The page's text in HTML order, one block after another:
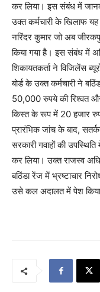
कर लिया। इस संबंध में
उक्त कर्मचारी के खिलाफ यह
नरिंदर कुमार जो अब
किया गया है। इस संबंध में
शिकायतकर्ता ने विजिलेंस
बोर्ड के उक्त कर्मचारी ने
50,000 रुपये की रिश्वत
किस्त के रूप में 20 हजार
प्रारंभिक जांच के बाद,
सरकारी गवाहों की
कर लिया। उक्त राजस्व
बठिंडा रेंज में भ्रष्टाचार
उसे कल अदालत में पेश किया